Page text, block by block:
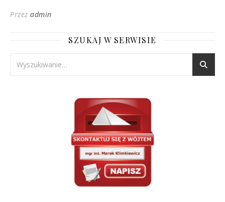
Przez admin
SZUKAJ W SERWISIE